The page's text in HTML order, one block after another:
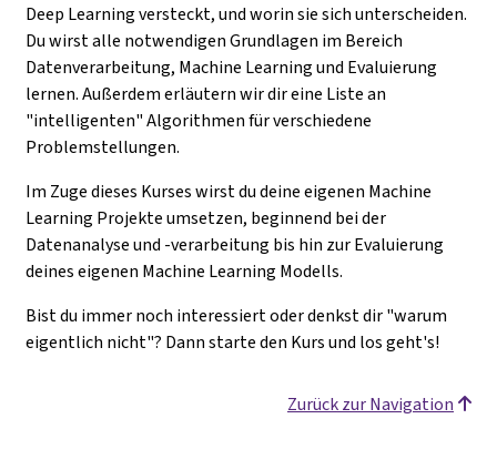
Deep Learning versteckt, und worin sie sich unterscheiden.
Du wirst alle notwendigen Grundlagen im Bereich
Datenverarbeitung, Machine Learning und Evaluierung
lernen. Außerdem erläutern wir dir eine Liste an
"intelligenten" Algorithmen für verschiedene
Problemstellungen.
Im Zuge dieses Kurses wirst du deine eigenen Machine
Learning Projekte umsetzen, beginnend bei der
Datenanalyse und -verarbeitung bis hin zur Evaluierung
deines eigenen Machine Learning Modells.
Bist du immer noch interessiert oder denkst dir "warum
eigentlich nicht"? Dann starte den Kurs und los geht's!
Zurück zur Navigation